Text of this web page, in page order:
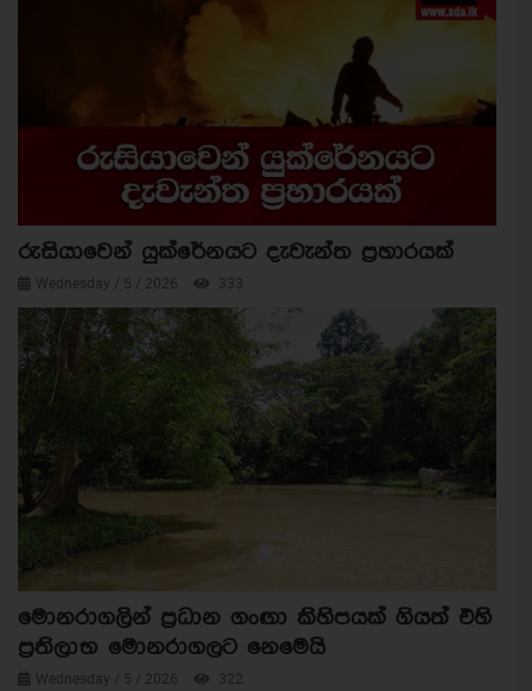
රුසියාවෙන් යුක්රේනයට දැවැන්ත ප්‍රහාරයක්
Wednesday / 5 / 2026 333
මොනරාගලින් ප්‍රධාන ගංඟා කිහිපයක් ගියත් එහි
ප්‍රතිලාභ මොනරාගලට නෙමෙයි
Wednesday / 5 / 2026 322